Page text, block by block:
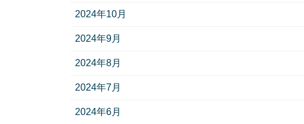
2024年10月
2024年9月
2024年8月
2024年7月
2024年6月